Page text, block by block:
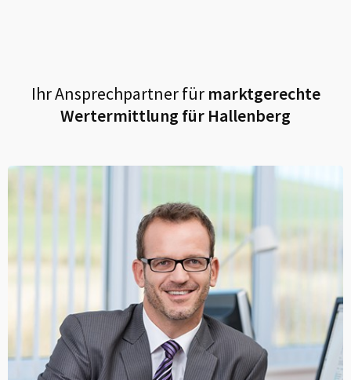
Ihr Ansprechpartner fürmarktgerechte
Wertermittlung für Hallenberg